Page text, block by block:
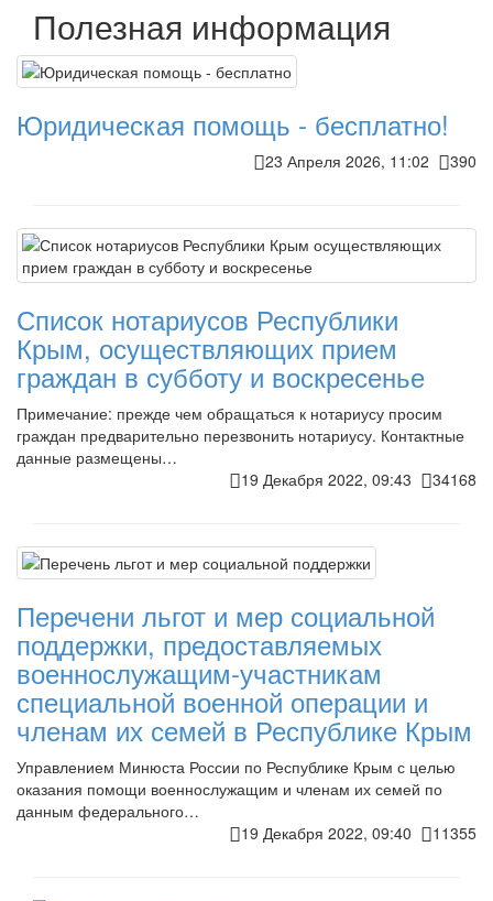
Полезная информация
Юридическая помощь - бесплатно!
23 Апреля 2026, 11:02 390
Список нотариусов Республики
Крым, осуществляющих прием
граждан в субботу и воскресенье
Примечание: прежде чем обращаться к нотариусу просим
граждан предварительно перезвонить нотариусу. Контактные
данные размещены…
19 Декабря 2022, 09:43
34168
Перечени льгот и мер социальной
поддержки, предоставляемых
военнослужащим-участникам
специальной военной операции и
членам их семей в Республике Крым
Управлением Минюста России по Республике Крым с целью
оказания помощи военнослужащим и членам их семей по
данным федерального…
19 Декабря 2022, 09:40
11355